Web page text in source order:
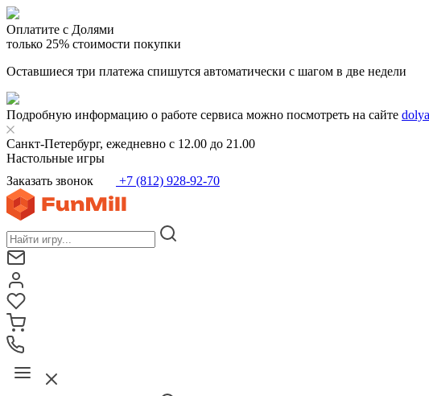
Оплатите с Долями
только 25% стоимости покупки
Оставшиеся три платежа спишутся автоматически с шагом в две недели
Подробную информацию о работе сервиса можно посмотреть на сайте
Санкт-Петербург, ежедневно с 12.00 до 21.00
Настольные игры
Заказать звонок
+7 (812) 928-92-70